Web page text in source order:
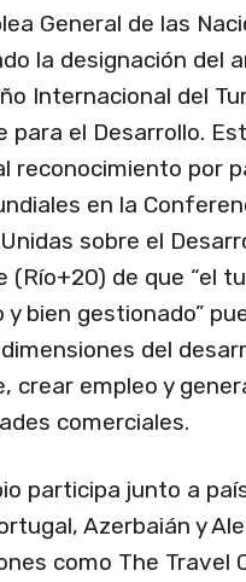
General de las
la designación del
Internacional del
para el Desarrollo.
reconocimiento por
en la
sobre el
(Río+20) de que “el
y bien gestionado”
del
crear empleo y
comerciales.
participa junto a
Azerbaián y
como The Travel